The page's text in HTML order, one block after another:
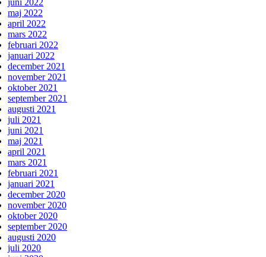
maj 2022
april 2022
mars 2022
februari 2022
januari 2022
december 2021
november 2021
oktober 2021
september 2021
augusti 2021
juli 2021
juni 2021
maj 2021
april 2021
mars 2021
februari 2021
januari 2021
december 2020
november 2020
oktober 2020
september 2020
augusti 2020
juli 2020